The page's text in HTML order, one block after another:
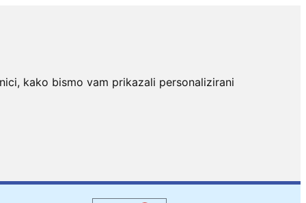
kako bismo vam prikazali personalizirani